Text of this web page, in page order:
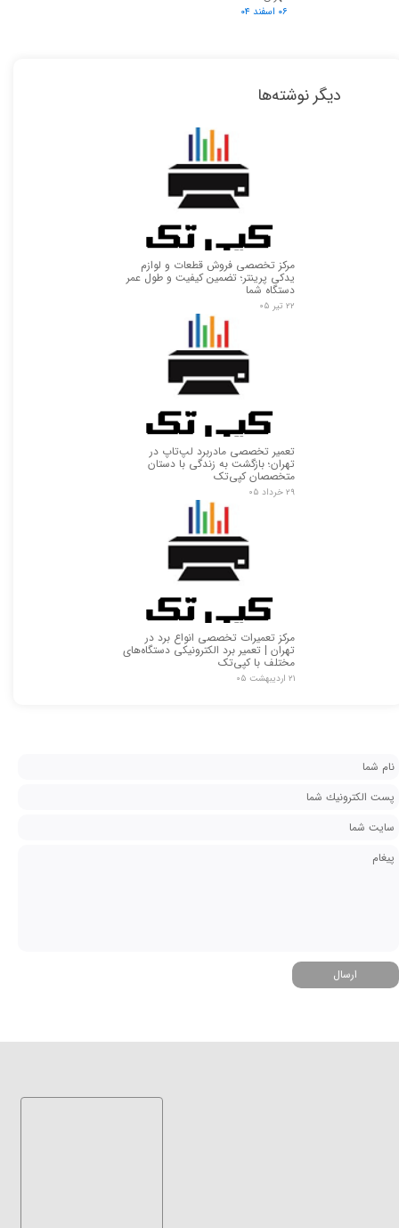
۰۶ اسفند ۰۴
دیگر نوشته‌ها
مرکز تخصصی فروش قطعات و لوازم
یدکی پرینتر؛ تضمین کیفیت و طول عمر
دستگاه شما
۲۲ تیر ۰۵
تعمیر تخصصی مادربرد لپ‌تاپ در
تهران؛ بازگشت به زندگی با دستان
متخصصان کپی‌تک
۲۹ خرداد ۰۵
مرکز تعمیرات تخصصی انواع برد در
تهران | تعمیر برد الکترونیکی دستگاه‌های
مختلف با کپی‌تک
۲۱ اردیبهشت ۰۵
ارسال